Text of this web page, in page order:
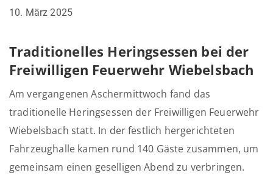
10. März 2025
Traditionelles Heringsessen bei der
Freiwilligen Feuerwehr Wiebelsbach
Am vergangenen Aschermittwoch fand das
traditionelle Heringsessen der Freiwilligen Feuerwehr
Wiebelsbach statt. In der festlich hergerichteten
Fahrzeughalle kamen rund 140 Gäste zusammen, um
gemeinsam einen geselligen Abend zu verbringen.